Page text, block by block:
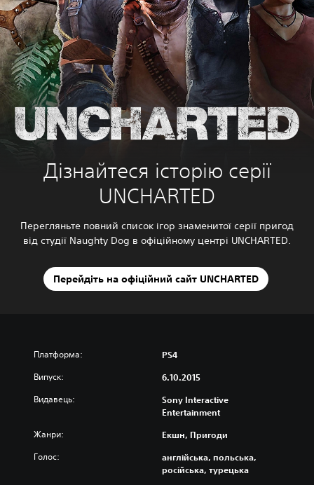
i
o
n
Дізнайтеся історію серії
UNCHARTED
Перегляньте повний список ігор знаменитої серії пригод
від студії Naughty Dog в офіційному центрі UNCHARTED.
Перейдіть на офіційний сайт UNCHARTED
Платформа: PS4
Випуск: 6.10.2015
Видавець:
Sony Interactive
Entertainment
Жанри: Екшн, Пригоди
Голос:
англійська, польська,
російська, турецька